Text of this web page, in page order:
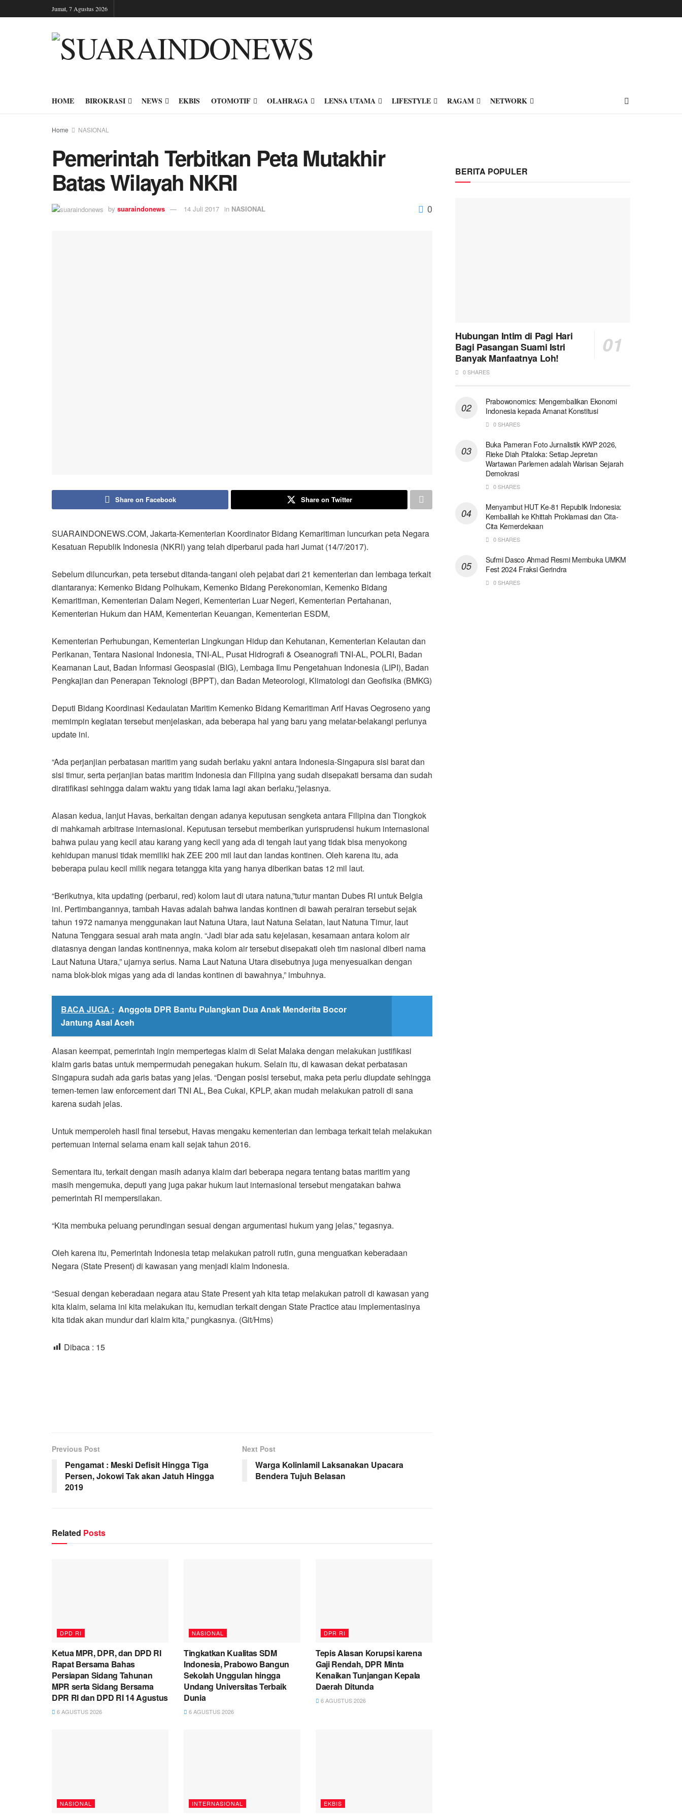
Jumat, 7 Agustus 2026
HOME BIROKRASI NEWS EKBIS OTOMOTIF OLAHRAGA LENSA UTAMA LIFESTYLE RAGAM NETWORK
Home NASIONAL
Pemerintah Terbitkan Peta Mutakhir
Batas Wilayah NKRI
by suaraindonews 14 Juli 2017 in NASIONAL 0
Share on Facebook Share on Twitter
SUARAINDONEWS.COM, Jakarta-Kementerian Koordinator Bidang Kemaritiman luncurkan peta Negara
Kesatuan Republik Indonesia (NKRI) yang telah diperbarui pada hari Jumat (14/7/2017).
Sebelum diluncurkan, peta tersebut ditanda-tangani oleh pejabat dari 21 kementerian dan lembaga terkait
diantaranya: Kemenko Bidang Polhukam, Kemenko Bidang Perekonomian, Kemenko Bidang
Kemaritiman, Kementerian Dalam Negeri, Kementerian Luar Negeri, Kementerian Pertahanan,
Kementerian Hukum dan HAM, Kementerian Keuangan, Kementerian ESDM,
Kementerian Perhubungan, Kementerian Lingkungan Hidup dan Kehutanan, Kementerian Kelautan dan
Perikanan, Tentara Nasional Indonesia, TNI-AL, Pusat Hidrografi & Oseanografi TNI-AL, POLRI, Badan
Keamanan Laut, Badan Informasi Geospasial (BIG), Lembaga Ilmu Pengetahuan Indonesia (LIPI), Badan
Pengkajian dan Penerapan Teknologi (BPPT), dan Badan Meteorologi, Klimatologi dan Geofisika (BMKG)
Deputi Bidang Koordinasi Kedaulatan Maritim Kemenko Bidang Kemaritiman Arif Havas Oegroseno yang
memimpin kegiatan tersebut menjelaskan, ada beberapa hal yang baru yang melatar-belakangi perlunya
update ini.
“Ada perjanjian perbatasan maritim yang sudah berlaku yakni antara Indonesia-Singapura sisi barat dan
sisi timur, serta perjanjian batas maritim Indonesia dan Filipina yang sudah disepakati bersama dan sudah
diratifikasi sehingga dalam waktu yang tidak lama lagi akan berlaku,”jelasnya.
Alasan kedua, lanjut Havas, berkaitan dengan adanya keputusan sengketa antara Filipina dan Tiongkok
di mahkamah arbitrase internasional. Keputusan tersebut memberikan yurisprudensi hukum internasional
bahwa pulau yang kecil atau karang yang kecil yang ada di tengah laut yang tidak bisa menyokong
kehidupan manusi tidak memiliki hak ZEE 200 mil laut dan landas kontinen. Oleh karena itu, ada
beberapa pulau kecil milik negara tetangga kita yang hanya diberikan batas 12 mil laut.
“Berikutnya, kita updating (perbarui, red) kolom laut di utara natuna,”tutur mantan Dubes RI untuk Belgia
ini. Pertimbangannya, tambah Havas adalah bahwa landas kontinen di bawah perairan tersebut sejak
tahun 1972 namanya menggunakan laut Natuna Utara, laut Natuna Selatan, laut Natuna Timur, laut
Natuna Tenggara sesuai arah mata angin. “Jadi biar ada satu kejelasan, kesamaan antara kolom air
diatasnya dengan landas kontinennya, maka kolom air tersebut disepakati oleh tim nasional diberi nama
Laut Natuna Utara,” ujarnya serius. Nama Laut Natuna Utara disebutnya juga menyesuaikan dengan
nama blok-blok migas yang ada di landas kontinen di bawahnya,” imbuhnya.
BACA JUGA : Anggota DPR Bantu Pulangkan Dua Anak Menderita Bocor
Jantung Asal Aceh
Alasan keempat, pemerintah ingin mempertegas klaim di Selat Malaka dengan melakukan justifikasi
klaim garis batas untuk mempermudah penegakan hukum. Selain itu, di kawasan dekat perbatasan
Singapura sudah ada garis batas yang jelas. “Dengan posisi tersebut, maka peta perlu diupdate sehingga
temen-temen law enforcement dari TNI AL, Bea Cukai, KPLP, akan mudah melakukan patroli di sana
karena sudah jelas.
Untuk memperoleh hasil final tersebut, Havas mengaku kementerian dan lembaga terkait telah melakukan
pertemuan internal selama enam kali sejak tahun 2016.
Sementara itu, terkait dengan masih adanya klaim dari beberapa negara tentang batas maritim yang
masih mengemuka, deputi yang juga pakar hukum laut internasional tersebut mengatakan bahwa
pemerintah RI mempersilakan.
“Kita membuka peluang perundingan sesuai dengan argumentasi hukum yang jelas,” tegasnya.
Oleh karena itu, Pemerintah Indonesia tetap melakukan patroli rutin, guna menguatkan keberadaan
Negara (State Present) di kawasan yang menjadi klaim Indonesia.
“Sesuai dengan keberadaan negara atau State Present yah kita tetap melakukan patroli di kawasan yang
kita klaim, selama ini kita melakukan itu, kemudian terkait dengan State Practice atau implementasinya
kita tidak akan mundur dari klaim kita,” pungkasnya. (Git/Hms)
Dibaca : 15
Previous Post
Pengamat : Meski Defisit Hingga Tiga
Persen, Jokowi Tak akan Jatuh Hingga
2019
Next Post
Warga Kolinlamil Laksanakan Upacara
Bendera Tujuh Belasan
Related Posts
DPD RI
Ketua MPR, DPR, dan DPD RI
Rapat Bersama Bahas
Persiapan Sidang Tahunan
MPR serta Sidang Bersama
DPR RI dan DPD RI 14 Agustus
6 AGUSTUS 2026
NASIONAL
Tingkatkan Kualitas SDM
Indonesia, Prabowo Bangun
Sekolah Unggulan hingga
Undang Universitas Terbaik
Dunia
6 AGUSTUS 2026
DPR RI
Tepis Alasan Korupsi karena
Gaji Rendah, DPR Minta
Kenaikan Tunjangan Kepala
Daerah Ditunda
6 AGUSTUS 2026
NASIONAL INTERNASIONAL EKBIS
BERITA POPULER
Hubungan Intim di Pagi Hari
Bagi Pasangan Suami Istri
Banyak Manfaatnya Loh!
0 SHARES
Prabowonomics: Mengembalikan Ekonomi
Indonesia kepada Amanat Konstitusi
0 SHARES
Buka Pameran Foto Jurnalistik KWP 2026,
Rieke Diah Pitaloka: Setiap Jepretan
Wartawan Parlemen adalah Warisan Sejarah
Demokrasi
0 SHARES
Menyambut HUT Ke-81 Republik Indonesia:
Kembalilah ke Khittah Proklamasi dan Cita-
Cita Kemerdekaan
0 SHARES
Sufmi Dasco Ahmad Resmi Membuka UMKM
Fest 2024 Fraksi Gerindra
0 SHARES